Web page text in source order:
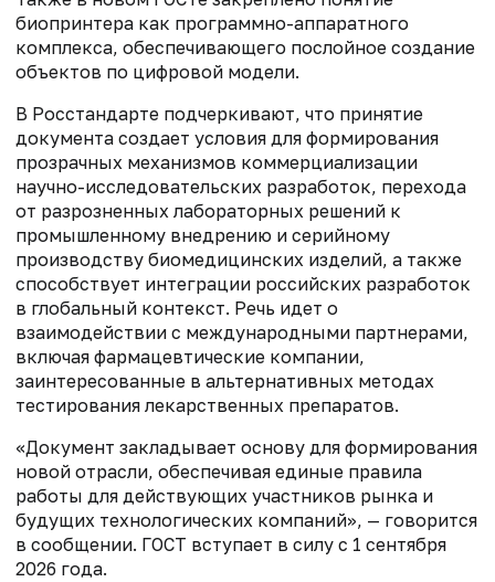
биопринтера как программно-аппаратного
комплекса, обеспечивающего послойное создание
объектов по цифровой модели.
В Росстандарте подчеркивают, что принятие
документа создает условия для формирования
прозрачных механизмов коммерциализации
научно-исследовательских разработок, перехода
от разрозненных лабораторных решений к
промышленному внедрению и серийному
производству биомедицинских изделий, а также
способствует интеграции российских разработок
в глобальный контекст. Речь идет о
взаимодействии с международными партнерами,
включая фармацевтические компании,
заинтересованные в альтернативных методах
тестирования лекарственных препаратов.
«Документ закладывает основу для формирования
новой отрасли, обеспечивая единые правила
работы для действующих участников рынка и
будущих технологических компаний», — говорится
в сообщении. ГОСТ вступает в силу с 1 сентября
2026 года.